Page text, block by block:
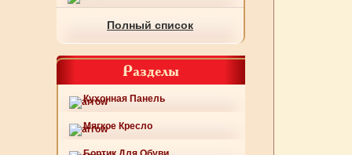
Полный список
Разделы
Кухонная Панель
Мягкое Кресло